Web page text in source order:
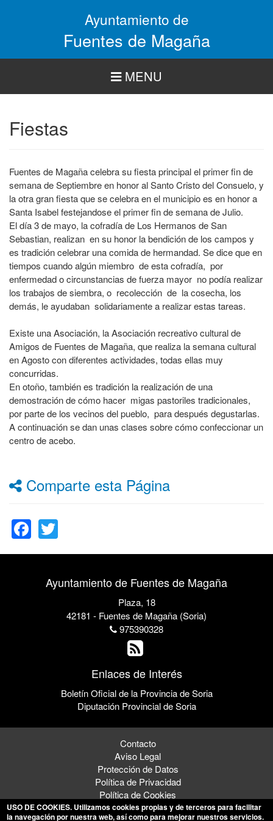
Ayuntamiento de
Fuentes de Magaña
MENU
Fiestas
Fuentes de Magaña celebra su fiesta principal el primer fin de
semana de Septiembre en honor al Santo Cristo del Consuelo, y
la otra gran fiesta que se celebra en el municipio es en honor a
Santa Isabel festejandose el primer fin de semana de Julio.
El día 3 de mayo, la cofradía de Los Hermanos de San
Sebastian, realizan en su honor la bendición de los campos y
es tradición celebrar una comida de hermandad. Se dice que en
tiempos cuando algún miembro de esta cofradía, por
enfermedad o circunstancias de fuerza mayor no podía realizar
los trabajos de siembra, o recolección de la cosecha, los
demás, le ayudaban solidariamente a realizar estas tareas.
Existe una Asociación, la Asociación recreativo cultural de
Amigos de Fuentes de Magaña, que realiza la semana cultural
en Agosto con diferentes actividades, todas ellas muy
concurridas.
En otoño, también es tradición la realización de una
demostración de cómo hacer migas pastoriles tradicionales,
por parte de los vecinos del pueblo, para después degustarlas.
A continuación se dan unas clases sobre cómo confeccionar un
centro de acebo.
Comparte esta Página
Facebook
Ayuntamiento de Fuentes de Magaña
Plaza, 18
42181 - Fuentes de Magaña (Soria)
975390328
Enlaces de Interés
Boletín Oficial de la Provincia de Soria
Diputación Provincial de Soria
Contacto
Aviso Legal
Protección de Datos
Política de Privacidad
Política de Cookies
USO DE COOKIES. Utilizamos cookies propias y de terceros para facilitar
la navegación por nuestra web, así como para mejorar nuestros servicios.